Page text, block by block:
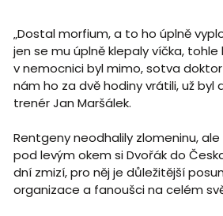
„Dostal morfium, a to ho úplně
jen se mu úplně klepaly víčka,
v nemocnici byl mimo, sotva
nám ho za dvě hodiny vrátili, už byl
trenér Jan Maršálek.
Rentgeny neodhalily zlomeninu,
pod levým okem si Dvořák do
dní zmizí, pro něj je důležitější
organizace a fanoušci na celém